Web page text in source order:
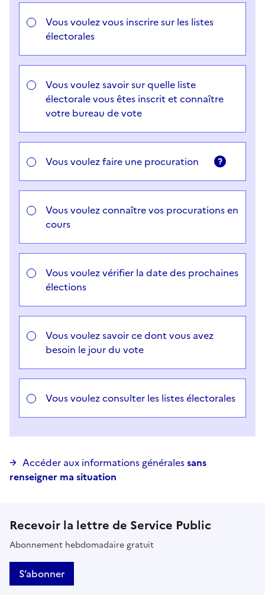
Vous voulez vous inscrire sur les listes
électorales
Vous voulez savoir sur quelle liste
électorale vous êtes inscrit et connaître
votre bureau de vote
Vous voulez faire une procuration
Vous voulez connaître vos procurations en
cours
Vous voulez vérifier la date des prochaines
élections
Vous voulez savoir ce dont vous avez
besoin le jour du vote
Vous voulez consulter les listes électorales
Accéder aux informations généralessans
renseigner ma situation
Recevoir la lettre de Service Public
Abonnement hebdomadaire gratuit
S’abonner